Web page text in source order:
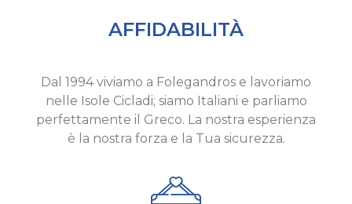
AFFIDABILITÀ
Dal 1994 viviamo a Folegandros e lavoriamo
nelle Isole Cicladi; siamo Italiani e parliamo
perfettamente il Greco. La nostra esperienza
è la nostra forza e la Tua sicurezza.